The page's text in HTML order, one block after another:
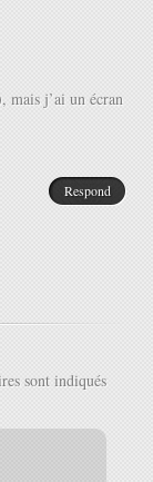
mais j’ai un écran
Respond
sont indiqués